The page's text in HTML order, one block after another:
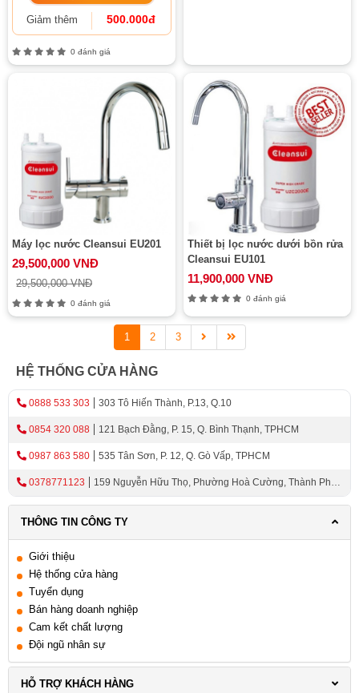
Giảm thêm 500.000đ
0 đánh giá
Máy lọc nước Cleansui EU201
29,500,000 VNĐ
29,500,000 VNĐ
0 đánh giá
Thiết bị lọc nước dưới bồn rửa
Cleansui EU101
11,900,000 VNĐ
0 đánh giá
1 2 3
HỆ THỐNG CỬA HÀNG
0888 533 303 303 Tô Hiến Thành, P.13, Q.10
0854 320 088 121 Bạch Đằng, P. 15, Q. Bình Thạnh, TPHCM
0987 863 580 535 Tân Sơn, P. 12, Q. Gò Vấp, TPHCM
0378771123
159 Nguyễn Hữu Thọ, Phường Hoà Cường, Thành Phố
THÔNG TIN CÔNG TY
Giới thiệu
Hệ thống cửa hàng
Tuyển dụng
Bán hàng doanh nghiệp
Cam kết chất lượng
Đội ngũ nhân sự
HỖ TRỢ KHÁCH HÀNG